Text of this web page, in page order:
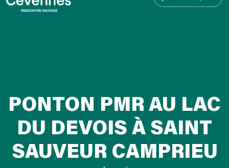
PONTON PMR AU LAC
DU DEVOIS À SAINT
SAUVEUR CAMPRIEU